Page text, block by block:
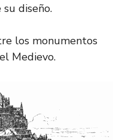
diseño.
los monumentos
Medievo.